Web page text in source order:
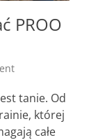
PROO
tanie. Od
której
całe